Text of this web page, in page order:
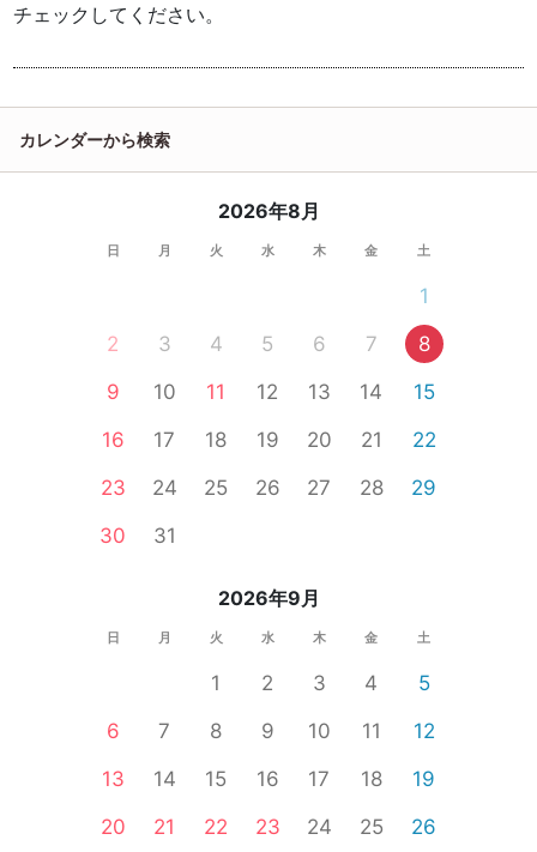
チェックしてください。
カレンダーから検索
2026年8月
日 月 火 水 木 金 土
1
2
3 4 5 6 7
8
9
10 11 12 13 14
15
16
17 18 19 20 21
22
23
24 25 26 27 28
29
30
31
2026年9月
日 月 火 水 木 金 土
1 2 3 4
5
6
7 8 9 10 11
12
13
14 15 16 17 18
19
20
21 22 23 24 25
26